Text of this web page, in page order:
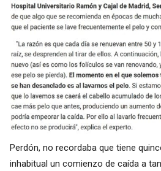
Perdón, no recordaba que tiene
inhabitual un comienzo de caída a